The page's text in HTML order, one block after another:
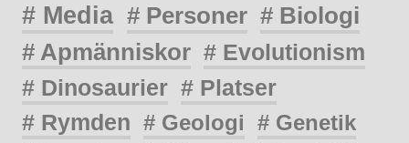
# Media # Personer # Biologi
# Apmänniskor # Evolutionism
# Dinosaurier # Platser
# Rymden # Geologi # Genetik